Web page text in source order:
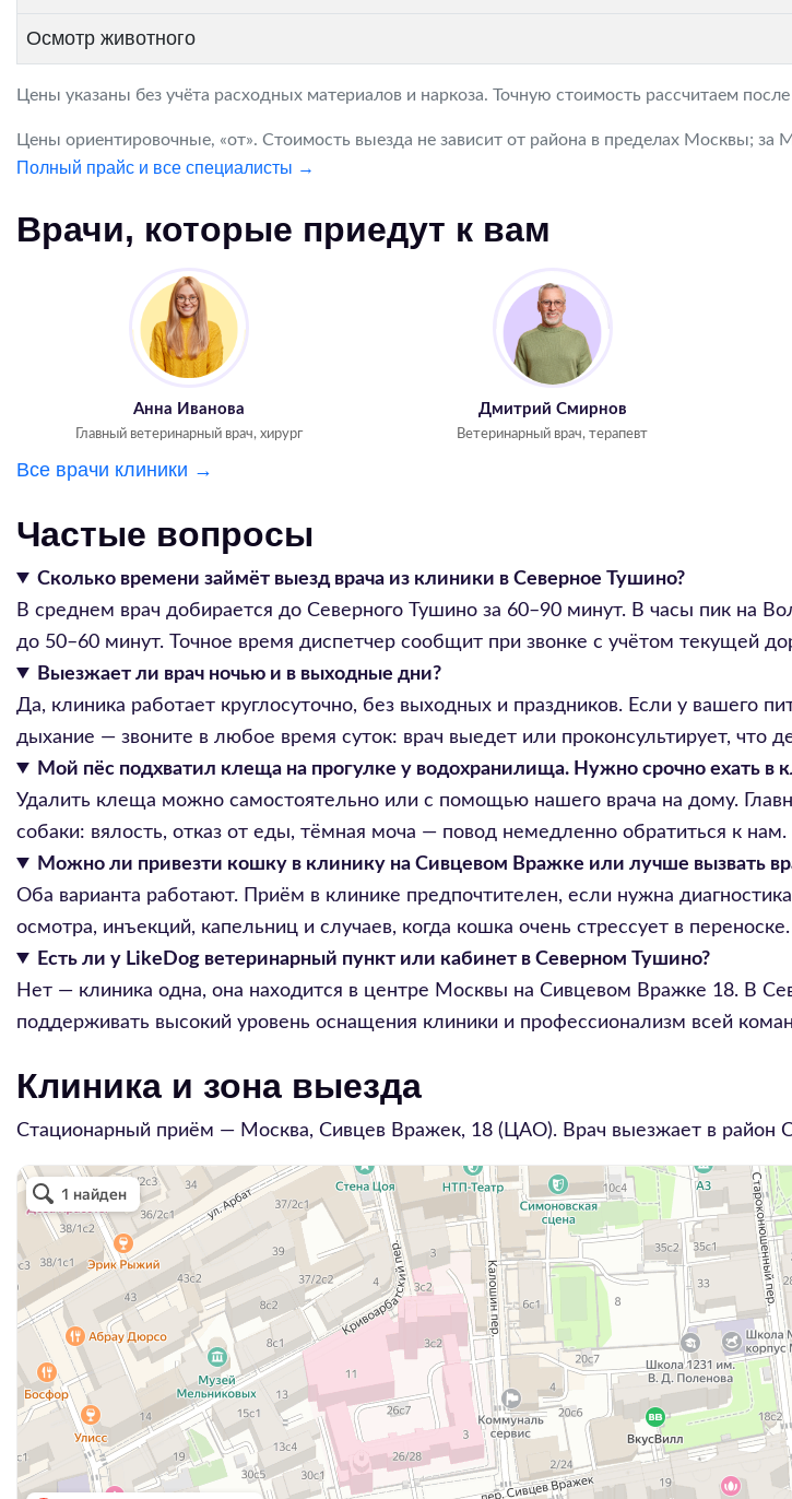
Осмотр животного
Цены указаны без учёта расходных материалов и наркоза. Точную стоимость рассчитаем
Цены ориентировочные, «от». Стоимость выезда не зависит от района в пределах Москвы;
Полный прайс и все специалисты →
Врачи, которые приедут к вам
Анна Иванова
Главный ветеринарный врач, хирург
Дмитрий Смирнов
Ветеринарный врач, терапевт
Все врачи клиники →
Частые вопросы
Сколько времени займёт выезд врача из клиники в Северное Тушино?
В среднем врач добирается до Северного Тушино за 60–90 минут. В часы пик на
до 50–60 минут. Точное время диспетчер сообщит при звонке с учётом текущей
Выезжает ли врач ночью и в выходные дни?
Да, клиника работает круглосуточно, без выходных и праздников. Если у вашего
дыхание — звоните в любое время суток: врач выедет или проконсультирует, что
Мой пёс подхватил клеща на прогулке у водохранилища. Нужно срочно ехать в
Удалить клеща можно самостоятельно или с помощью нашего врача на дому.
собаки: вялость, отказ от еды, тёмная моча — повод немедленно обратиться к
Можно ли привезти кошку в клинику на Сивцевом Вражке или лучше вызвать
Оба варианта работают. Приём в клинике предпочтителен, если нужна
осмотра, инъекций, капельниц и случаев, когда кошка очень стрессует в
Есть ли у LikeDog ветеринарный пункт или кабинет в Северном Тушино?
Нет — клиника одна, она находится в центре Москвы на Сивцевом Вражке 18. В
поддерживать высокий уровень оснащения клиники и профессионализм всей
Клиника и зона выезда
Стационарный приём — Москва, Сивцев Вражек, 18 (ЦАО). Врач выезжает в район